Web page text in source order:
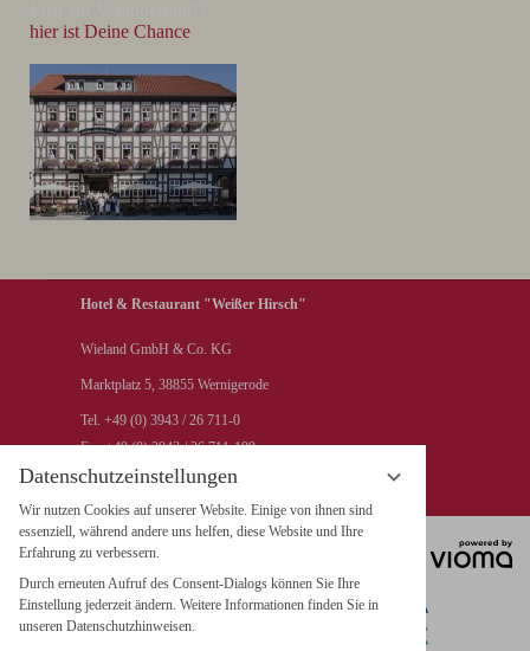
Datenschutzeinstellungen
Wir nutzen Cookies auf unserer Website. Einige von ihnen sind
essenziell, während andere uns helfen, diese Website und Ihre
Erfahrung zu verbessern.
Durch erneuten Aufruf des Consent-Dialogs können Sie Ihre
Einstellung jederzeit ändern. Weitere Informationen finden Sie in
unseren Datenschutzhinweisen.
hier ist Deine Chance
Hotel & Restaurant "Weißer Hirsch"
Wieland GmbH & Co. KG
Marktplatz 5, 38855 Wernigerode
Tel. +49 (0) 3943 / 26 711-0
Fax +49 (0) 3943 / 26 711-199
info@hotel-weisser-hirsch.de